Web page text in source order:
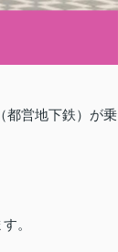
都営地下鉄）が乗
。